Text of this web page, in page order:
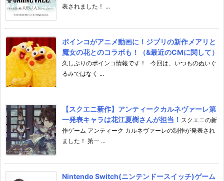
表されました！ ...
ポインコがアニメ動画に！ジブリの新作メアリと
魔女の花とのコラボも！（&最近のCMに関して）
久しぶりのポインコ情報です！ 今回は、いつものぬいぐ
るみではなく ...
【スクエニ新作】アンティークカルネヴァーレ第
一発表キャラは花江夏樹さんが担当！ スクエニの新
作ゲーム アンティーク カルネヴァーレの制作が発表され
ました！ 第一 ...
Nintendo Switch(ニンテンドースイッチ)ゲーム